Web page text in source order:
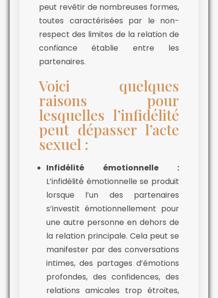
peut revêtir de nombreuses formes,
toutes caractérisées par le non-
respect des limites de la relation de
confiance établie entre les
partenaires.
Voici quelques
raisons pour
lesquelles l’infidélité
peut dépasser l’acte
sexuel :
Infidélité émotionnelle :
L’infidélité émotionnelle se produit
lorsque l’un des partenaires
s’investit émotionnellement pour
une autre personne en dehors de
la relation principale. Cela peut se
manifester par des conversations
intimes, des partages d’émotions
profondes, des confidences, des
relations amicales trop étroites,